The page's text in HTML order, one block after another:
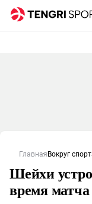
Главная Вокруг
Шейхи
время